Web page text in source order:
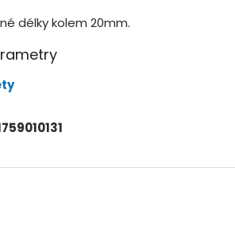
délky kolem 20mm.